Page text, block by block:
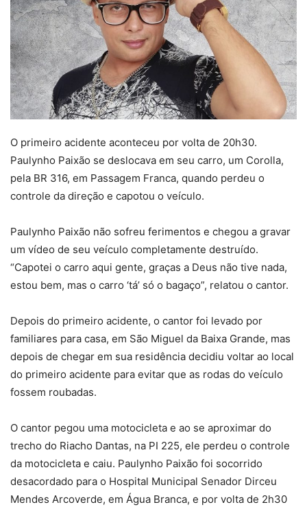
O primeiro acidente aconteceu por volta de 20h30.
Paulynho Paixão se deslocava em seu carro, um Corolla,
pela BR 316, em Passagem Franca, quando perdeu o
controle da direção e capotou o veículo.
Paulynho Paixão não sofreu ferimentos e chegou a gravar
um vídeo de seu veículo completamente destruído.
“Capotei o carro aqui gente, graças a Deus não tive nada,
estou bem, mas o carro ‘tá’ só o bagaço”, relatou o cantor.
Depois do primeiro acidente, o cantor foi levado por
familiares para casa, em São Miguel da Baixa Grande, mas
depois de chegar em sua residência decidiu voltar ao local
do primeiro acidente para evitar que as rodas do veículo
fossem roubadas.
O cantor pegou uma motocicleta e ao se aproximar do
trecho do Riacho Dantas, na PI 225, ele perdeu o controle
da motocicleta e caiu. Paulynho Paixão foi socorrido
desacordado para o Hospital Municipal Senador Dirceu
Mendes Arcoverde, em Água Branca, e por volta de 2h30